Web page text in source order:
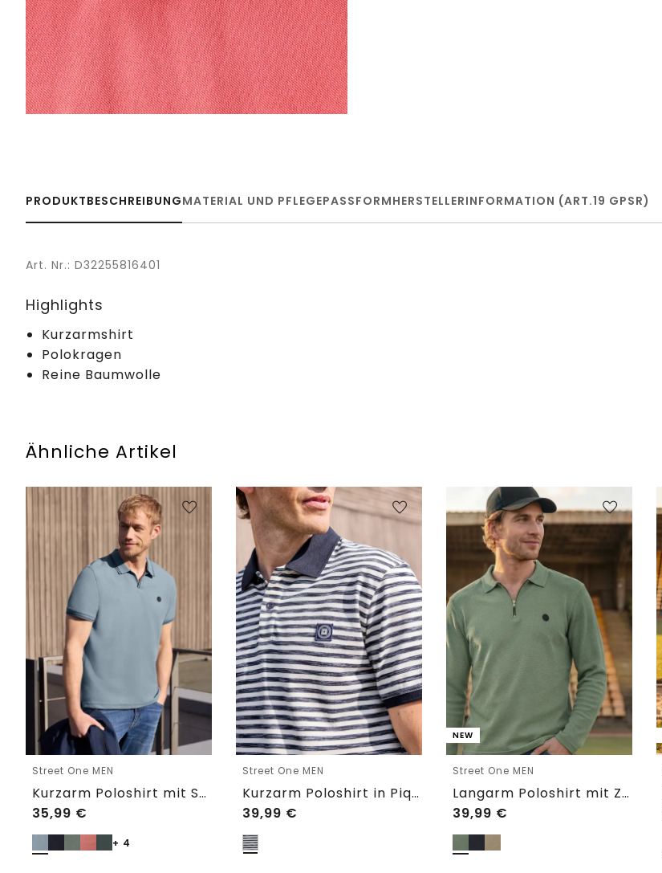
PRODUKTBESCHREIBUNGMATERIAL UND PFLEGEPASSFORMHERSTELLERINFORMATION (ART.19 GPSR)
Art. Nr.: D32255816401
Highlights
Kurzarmshirt
Polokragen
Reine Baumwolle
Ähnliche Artikel
Street One MEN
Kurzarm Poloshirt mit Struktur
35,99 €
+ 4
Street One MEN
Kurzarm Poloshirt in Piquéstruktur
39,99 €
NEW
Street One MEN
Langarm Poloshirt mit Zipperdetail
39,99 €